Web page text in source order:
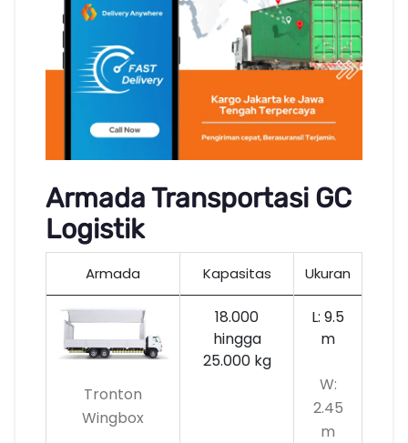
Armada Transportasi GC
Logistik
Armada Kapasitas Ukuran
Tronton
Wingbox
18.000
hingga
25.000 kg
L: 9.5
m
W:
2.45
m